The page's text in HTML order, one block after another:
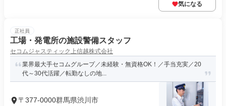
気になる
正社員
工場・発電所の施設警備スタッフ
セコムジャスティック上信越株式会社
業界最大手セコムグループ／未経験・無資格OK！／手当充実／20
代～30代活躍／転勤なしの地...
〒377-0000群馬県渋川市